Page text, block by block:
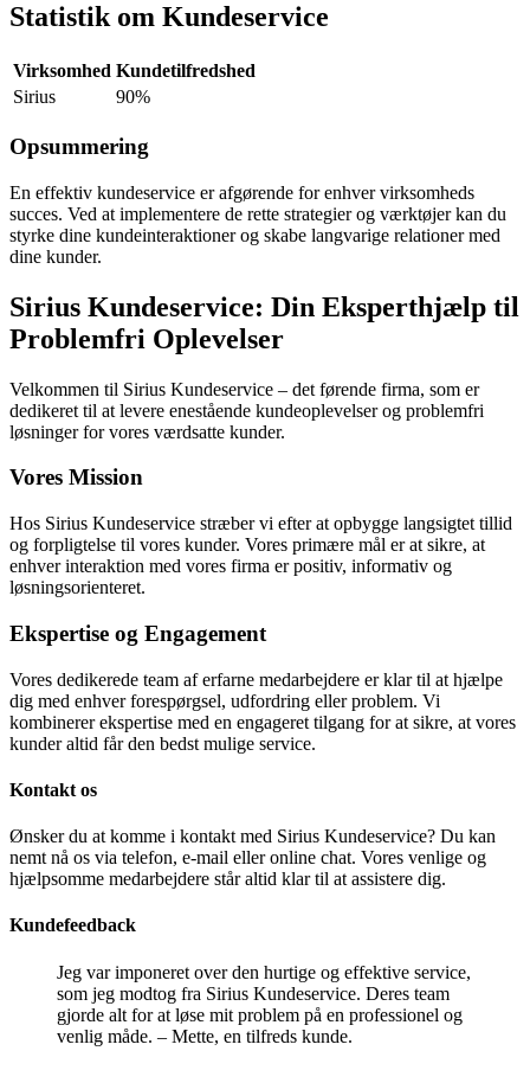
Statistik om Kundeservice
Virksomhed Kundetilfredshed
Sirius
90%
Opsummering
En effektiv kundeservice er afgørende for enhver virksomheds
succes. Ved at implementere de rette strategier og værktøjer kan du
styrke dine kundeinteraktioner og skabe langvarige relationer med
dine kunder.
Sirius Kundeservice: Din Eksperthjælp til
Problemfri Oplevelser
Velkommen til Sirius Kundeservice – det førende firma, som er
dedikeret til at levere enestående kundeoplevelser og problemfri
løsninger for vores værdsatte kunder.
Vores Mission
Hos Sirius Kundeservice stræber vi efter at opbygge langsigtet tillid
og forpligtelse til vores kunder. Vores primære mål er at sikre, at
enhver interaktion med vores firma er positiv, informativ og
løsningsorienteret.
Ekspertise og Engagement
Vores dedikerede team af erfarne medarbejdere er klar til at hjælpe
dig med enhver forespørgsel, udfordring eller problem. Vi
kombinerer ekspertise med en engageret tilgang for at sikre, at vores
kunder altid får den bedst mulige service.
Kontakt os
Ønsker du at komme i kontakt med Sirius Kundeservice? Du kan
nemt nå os via telefon, e-mail eller online chat. Vores venlige og
hjælpsomme medarbejdere står altid klar til at assistere dig.
Kundefeedback
Jeg var imponeret over den hurtige og effektive service,
som jeg modtog fra Sirius Kundeservice. Deres team
gjorde alt for at løse mit problem på en professionel og
venlig måde. – Mette, en tilfreds kunde.